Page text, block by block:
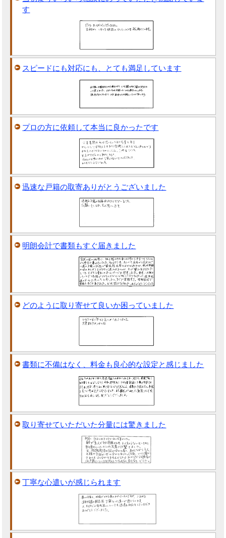
す
スピードにも対応にも、とても満足しています
プロの方に依頼して本当に良かったです
迅速な戸籍の取寄ありがとうございました
明朗会計で書類もすぐ届きました
どのように取り寄せて良いか困っていました
書類に不備はなく、料金も良心的な設定と感じました
取り寄せていただいた分量には驚きました
丁寧な心遣いが感じられます